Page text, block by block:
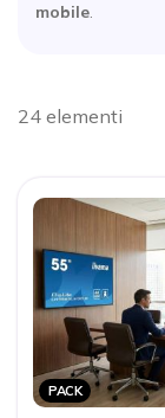
mobile.
24 elementi
PACK